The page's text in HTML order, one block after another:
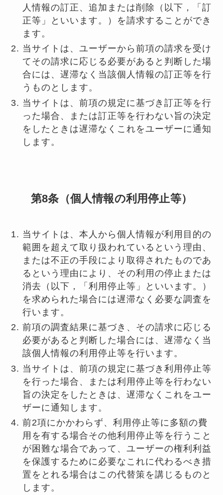
人情報の訂正、追加または削除（以下，「訂
正等」といいます。）を請求することができ
ます。
当サイトは、ユーザーから前項の請求を受け
てその請求に応じる必要があると判断した場
合には、遅滞なく当該個人情報の訂正等を行
うものとします。
当サイトは、前項の規定に基づき訂正等を行
った場合、または訂正等を行わない旨の決定
をしたときは遅滞なくこれをユーザーに通知
します。
第8条（個人情報の利用停止等）
当サイトは、本人から個人情報が利用目的の
範囲を超えて取り扱われているという理由、
または不正の手段により取得されたものであ
るという理由により、その利用の停止または
消去（以下，「利用停止等」といいます。）
を求められた場合には遅滞なく必要な調査を
行います。
前項の調査結果に基づき、その請求に応じる
必要があると判断した場合には、遅滞なく当
該個人情報の利用停止等を行います。
当サイトは、前項の規定に基づき利用停止等
を行った場合、または利用停止等を行わない
旨の決定をしたときは、遅滞なくこれをユー
ザーに通知します。
前2項にかかわらず、利用停止等に多額の費
用を有する場合その他利用停止等を行うこと
が困難な場合であって、ユーザーの権利利益
を保護するために必要なこれに代わるべき措
置をとれる場合はこの代替策を講じるものと
します。